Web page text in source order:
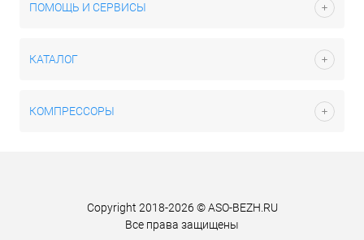
ПОМОЩЬ И СЕРВИСЫ
КАТАЛОГ
КОМПРЕССОРЫ
Copyright 2018-2026 © ASO-BEZH.RU
Все права защищены